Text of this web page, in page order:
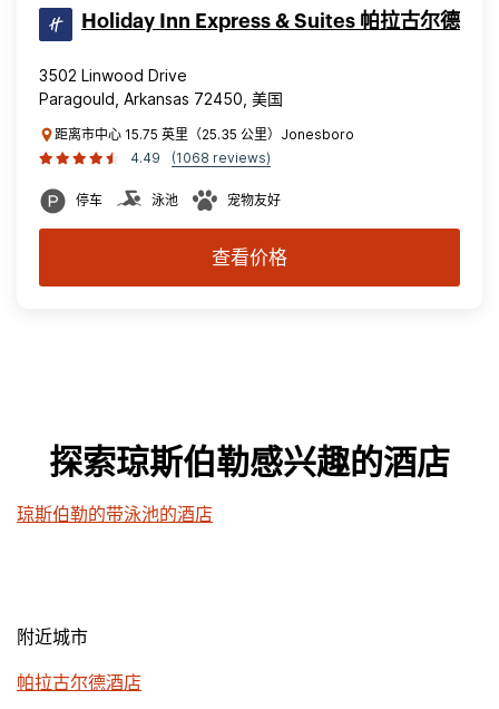
Holiday Inn Express & Suites 帕拉古尔德
3502 Linwood Drive
Paragould, Arkansas 72450, 美国
距离市中心 15.75 英里（25.35 公里）Jonesboro
4.49
(1068 reviews)
停车 泳池 宠物友好
查看价格
探索琼斯伯勒感兴趣的酒店
琼斯伯勒的带泳池的酒店
附近城市
帕拉古尔德酒店